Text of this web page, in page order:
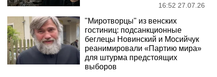
16:52 27.07.26
"Миротворцы" из венских
гостиниц: подсанкционные
беглецы Новинский и Мосийчук
реанимировали «Партию мира»
для штурма предстоящих
выборов